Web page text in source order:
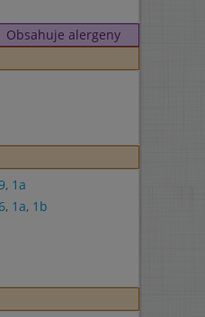
Obsahuje alergeny
, 1a
6, 1a, 1b